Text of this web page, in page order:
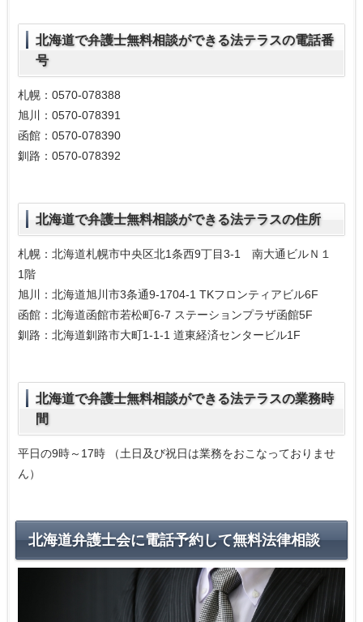
北海道で弁護士無料相談ができる法テラスの電話番
号
札幌：0570-078388
旭川：0570-078391
函館：0570-078390
釧路：0570-078392
北海道で弁護士無料相談ができる法テラスの住所
札幌：北海道札幌市中央区北1条西9丁目3-1 南大通ビルＮ１
1階
旭川：北海道旭川市3条通9-1704-1 TKフロンティアビル6F
函館：北海道函館市若松町6-7 ステーションプラザ函館5F
釧路：北海道釧路市大町1-1-1 道東経済センタービル1F
北海道で弁護士無料相談ができる法テラスの業務時
間
平日の9時～17時 （土日及び祝日は業務をおこなっておりませ
ん）
北海道弁護士会に電話予約して無料法律相談